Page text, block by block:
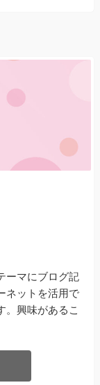
ーマにブログ記
ネットを活用で
。興味があるこ